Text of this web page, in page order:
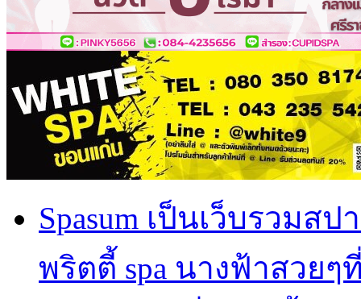
Spasum เป็นเว็บรวม
พริตตี้ spa นางฟ้าสวย